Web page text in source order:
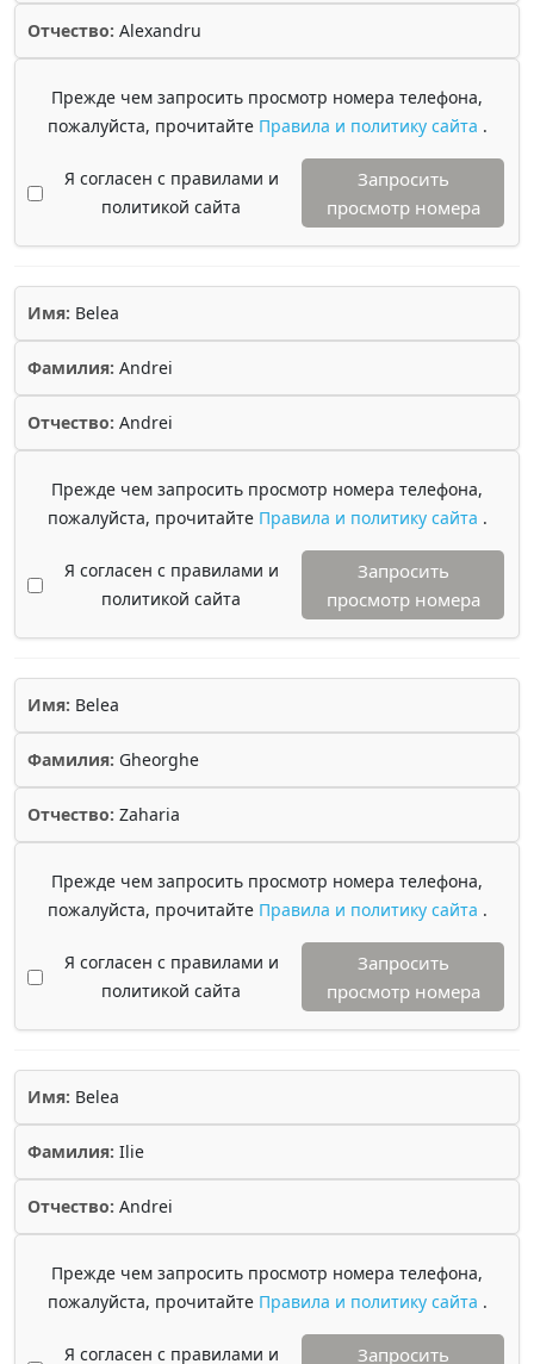
Отчество: Alexandru
Прежде чем запросить просмотр номера телефона,
пожалуйста, прочитайте Правила и политику сайта .
Я согласен с правилами и
политикой сайта
Запросить
просмотр номера
Имя: Belea
Фамилия: Andrei
Отчество: Andrei
Прежде чем запросить просмотр номера телефона,
пожалуйста, прочитайте Правила и политику сайта .
Я согласен с правилами и
политикой сайта
Запросить
просмотр номера
Имя: Belea
Фамилия: Gheorghe
Отчество: Zaharia
Прежде чем запросить просмотр номера телефона,
пожалуйста, прочитайте Правила и политику сайта .
Я согласен с правилами и
политикой сайта
Запросить
просмотр номера
Имя: Belea
Фамилия: Ilie
Отчество: Andrei
Прежде чем запросить просмотр номера телефона,
пожалуйста, прочитайте Правила и политику сайта .
Я согласен с правилами и
Запросить